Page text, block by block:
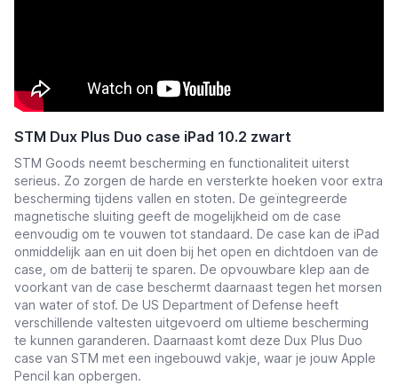
STM Dux Plus Duo case iPad 10.2 zwart
STM Goods neemt bescherming en functionaliteit uiterst
serieus. Zo zorgen de harde en versterkte hoeken voor extra
bescherming tijdens vallen en stoten. De geïntegreerde
magnetische sluiting geeft de mogelijkheid om de case
eenvoudig om te vouwen tot standaard. De case kan de iPad
onmiddelijk aan en uit doen bij het open en dichtdoen van de
case, om de batterij te sparen. De opvouwbare klep aan de
voorkant van de case beschermt daarnaast tegen het morsen
van water of stof. De US Department of Defense heeft
verschillende valtesten uitgevoerd om ultieme bescherming
te kunnen garanderen. Daarnaast komt deze Dux Plus Duo
case van STM met een ingebouwd vakje, waar je jouw Apple
Pencil kan opbergen.